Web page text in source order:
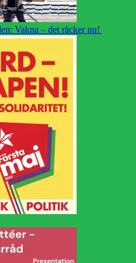
Vakna – det räcker nu!